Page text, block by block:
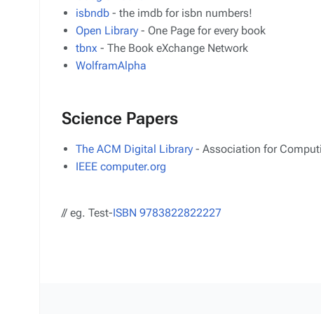
isbndb - the imdb for isbn numbers!
Open Library - One Page for every book
tbnx - The Book eXchange Network
WolframAlpha
Science Papers
The ACM Digital Library - Association for
IEEE computer.org
// eg. Test-ISBN 9783822822227